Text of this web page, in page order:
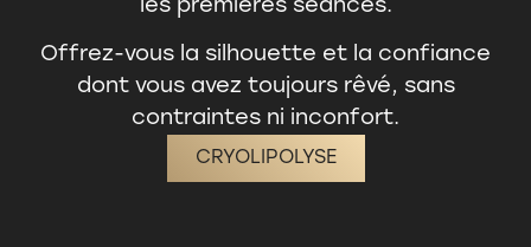
les premières séances.
Offrez-vous la silhouette et la confiance
dont vous avez toujours rêvé, sans
contraintes ni inconfort.
CRYOLIPOLYSE